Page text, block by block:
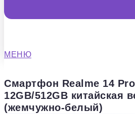
МЕНЮ
Смартфон Realme 14
12GB/512GB китайская
(жемчужно-белый)